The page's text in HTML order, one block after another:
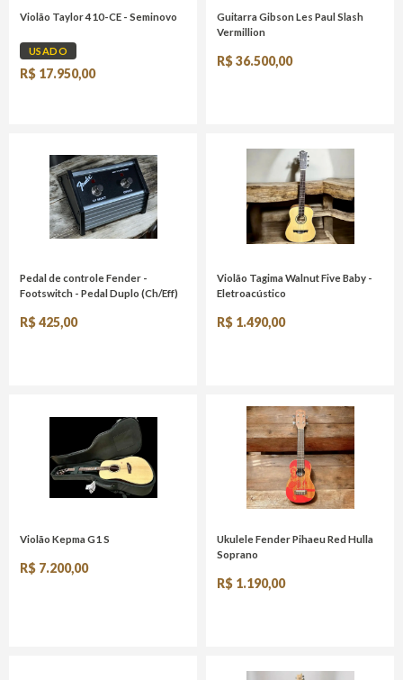
Violão Taylor 410-CE - Seminovo
USADO
R$ 17.950,00
Guitarra Gibson Les Paul Slash
Vermillion
R$ 36.500,00
Pedal de controle Fender -
Footswitch - Pedal Duplo (Ch/Eff)
R$ 425,00
Violão Tagima Walnut Five Baby -
Eletroacústico
R$ 1.490,00
Violão Kepma G1 S
R$ 7.200,00
Ukulele Fender Pihaeu Red Hulla
Soprano
R$ 1.190,00